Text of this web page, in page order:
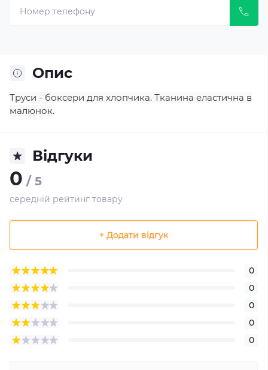
Опис
Труси - боксери для хлопчика. Тканина еластична в
малюнок.
Відгуки
0 / 5
середній рейтинг товару
+ Додати відгук
0
0
0
0
0